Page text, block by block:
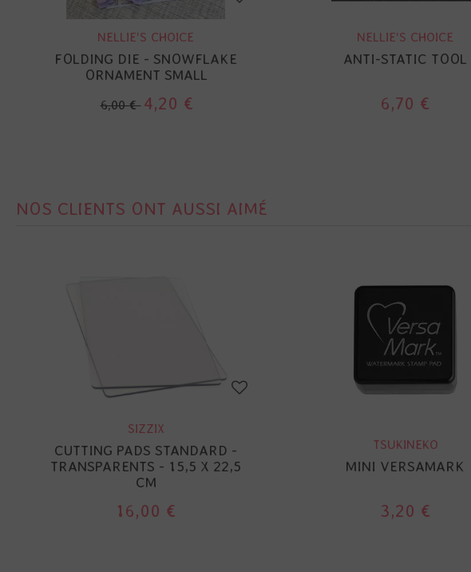
NELLIE'S CHOICE
FOLDING DIE - SNOWFLAKE
ORNAMENT SMALL
6,00 € 4,20 €
NELLIE'S CHOICE
ANTI-STATIC TOOL
6,70 €
NOS CLIENTS ONT AUSSI AIMÉ
SIZZIX
CUTTING PADS STANDARD -
TRANSPARENTS - 15,5 X 22,5
CM
16,00 €
TSUKINEKO
MINI VERSAMARK
3,20 €